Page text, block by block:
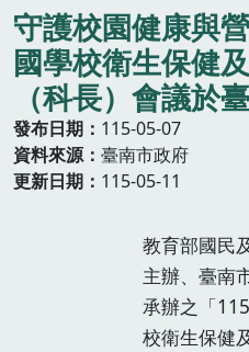
守護校園健康與
國學校衛生保健
（科長）會議於
發布日期
115-05-07
資料來源
臺南市政府
更新日期
115-05-11
教育部國民
主辦、臺南
承辦之「
校衛生保健